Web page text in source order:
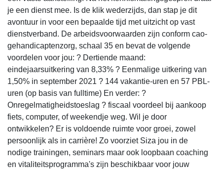
je een dienst mee. Is de klik wederzijds, dan stap je dit
avontuur in voor een bepaalde tijd met uitzicht op vast
dienstverband. De arbeidsvoorwaarden zijn conform cao-
gehandicaptenzorg, schaal 35 en bevat de volgende
voordelen voor jou: ? Dertiende maand:
eindejaarsuitkering van 8,33% ? Eenmalige uitkering van
1,50% in september 2021 ? 144 vakantie-uren en 57 PBL-
uren (op basis van fulltime) En verder: ?
Onregelmatigheidstoeslag ? fiscaal voordeel bij aankoop
fiets, computer, of weekendje weg. Wil je door
ontwikkelen? Er is voldoende ruimte voor groei, zowel
persoonlijk als in carrière! Zo voorziet Siza jou in de
nodige trainingen, seminars maar ook loopbaan coaching
en vitaliteitsprogramma's zijn beschikbaar voor jouw